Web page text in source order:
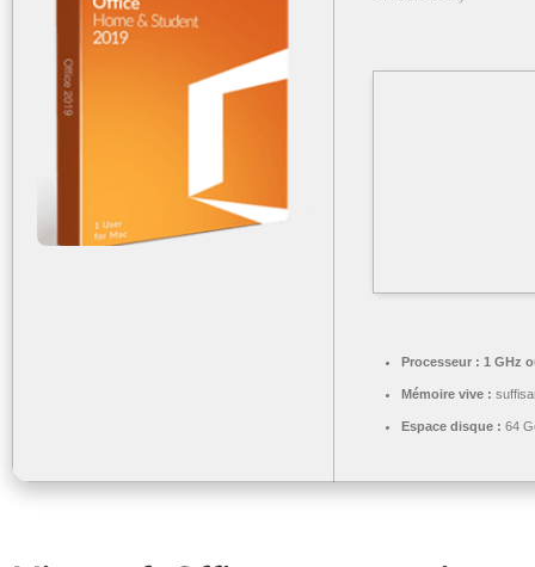
Processeur : 1 GHz
Mémoire vive :
Espace disque : 64